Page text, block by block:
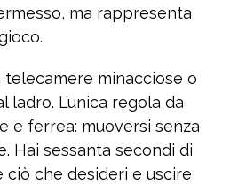
ma rappresenta
telecamere minacciose o
L’unica regola da
e ferrea: muoversi senza
Hai sessanta secondi di
che desideri e uscire